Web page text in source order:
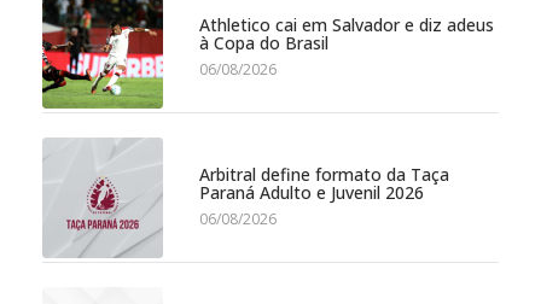
Athletico cai em Salvador e diz adeus
à Copa do Brasil
06/08/2026
Arbitral define formato da Taça
Paraná Adulto e Juvenil 2026
06/08/2026